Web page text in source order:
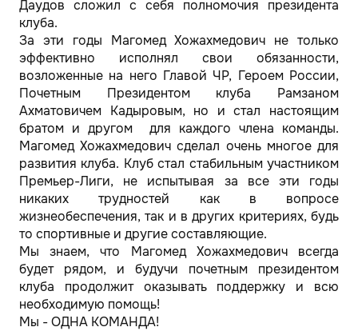
Даудов сложил с себя полномочия президента
клуба.
За эти годы Магомед Хожахмедович не только
эффективно исполнял свои обязанности,
возложенные на него Главой ЧР, Героем России,
Почетным Президентом клуба Рамзаном
Ахматовичем Кадыровым, но и стал настоящим
братом и другом для каждого члена команды.
Магомед Хожахмедович сделал очень многое для
развития клуба. Клуб стал стабильным участником
Премьер-Лиги, не испытывая за все эти годы
никаких трудностей как в вопросе
жизнеобеспечения, так и в других критериях, будь
то спортивные и другие составляющие.
Мы знаем, что Магомед Хожахмедович всегда
будет рядом, и будучи почетным президентом
клуба продолжит оказывать поддержку и всю
необходимую помощь!
Мы - ОДНА КОМАНДА!